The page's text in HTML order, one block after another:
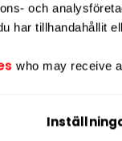
och
har tillhandahållit
who may receive